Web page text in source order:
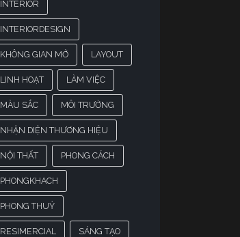
INTERIOR
INTERIORDESIGN
KHÔNG GIAN MỞ LAYOUT
LINH HOẠT LÀM VIỆC
MÀU SẮC MÔI TRƯỜNG
NHẬN DIỆN THƯƠNG HIỆU
NỘI THẤT PHONG CÁCH
PHONGKHACH
PHONG THUỶ
RESIMERCIAL SÁNG TẠO